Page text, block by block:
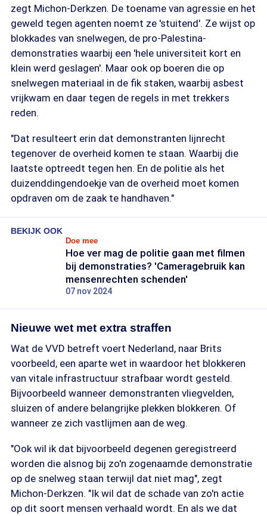
zegt Michon-Derkzen. De toename van agressie en het
geweld tegen agenten noemt ze 'stuitend'. Ze wijst op
blokkades van snelwegen, de pro-Palestina-
demonstraties waarbij een 'hele universiteit kort en
klein werd geslagen'. Maar ook op boeren die op
snelwegen materiaal in de fik staken, waarbij asbest
vrijkwam en daar tegen de regels in met trekkers
reden.
"Dat resulteert erin dat demonstranten lijnrecht
tegenover de overheid komen te staan. Waarbij die
laatste optreedt tegen hen. En de politie als het
duizenddingendoekje van de overheid moet komen
opdraven om de zaak te handhaven."
BEKIJK OOK
Doe mee
Hoe ver mag de politie gaan met filmen
bij demonstraties? 'Cameragebruik kan
mensenrechten schenden'
07 nov 2024
Nieuwe wet met extra straffen
Wat de VVD betreft voert Nederland, naar Brits
voorbeeld, een aparte wet in waardoor het blokkeren
van vitale infrastructuur strafbaar wordt gesteld.
Bijvoorbeeld wanneer demonstranten vliegvelden,
sluizen of andere belangrijke plekken blokkeren. Of
wanneer ze zich vastlijmen aan de weg.
"Ook wil ik dat bijvoorbeeld degenen geregistreerd
worden die alsnog bij zo'n zogenaamde demonstratie
op de snelweg staan terwijl dat niet mag", zegt
Michon-Derkzen. "Ik wil dat de schade van zo'n actie
op dit soort mensen verhaald wordt. En als we dat